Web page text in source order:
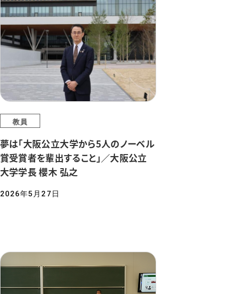
2026年5月27日
教員
夢は「大阪公立大学から5人のノーベル
賞受賞者を輩出すること」／大阪公立
大学学長 櫻木 弘之